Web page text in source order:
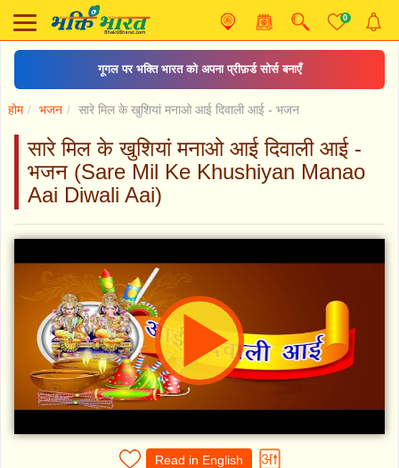
0
गूगल पर भक्ति भारत को अपना प्रीफ़र्ड सोर्स बनाएँ
होम भजन सारे मिल के खुशियां मनाओ आई दिवाली आई - भजन
सारे मिल के खुशियां मनाओ आई दिवाली आई -
भजन (Sare Mil Ke Khushiyan Manao
Aai Diwali Aai)
Read in English